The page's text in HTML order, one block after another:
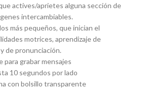
actives/aprietes alguna sección de
intercambiables.
más pequeños, que inician el
motrices, aprendizaje de
de pronunciación.
para grabar mensajes
10 segundos por lado
con bolsillo transparente